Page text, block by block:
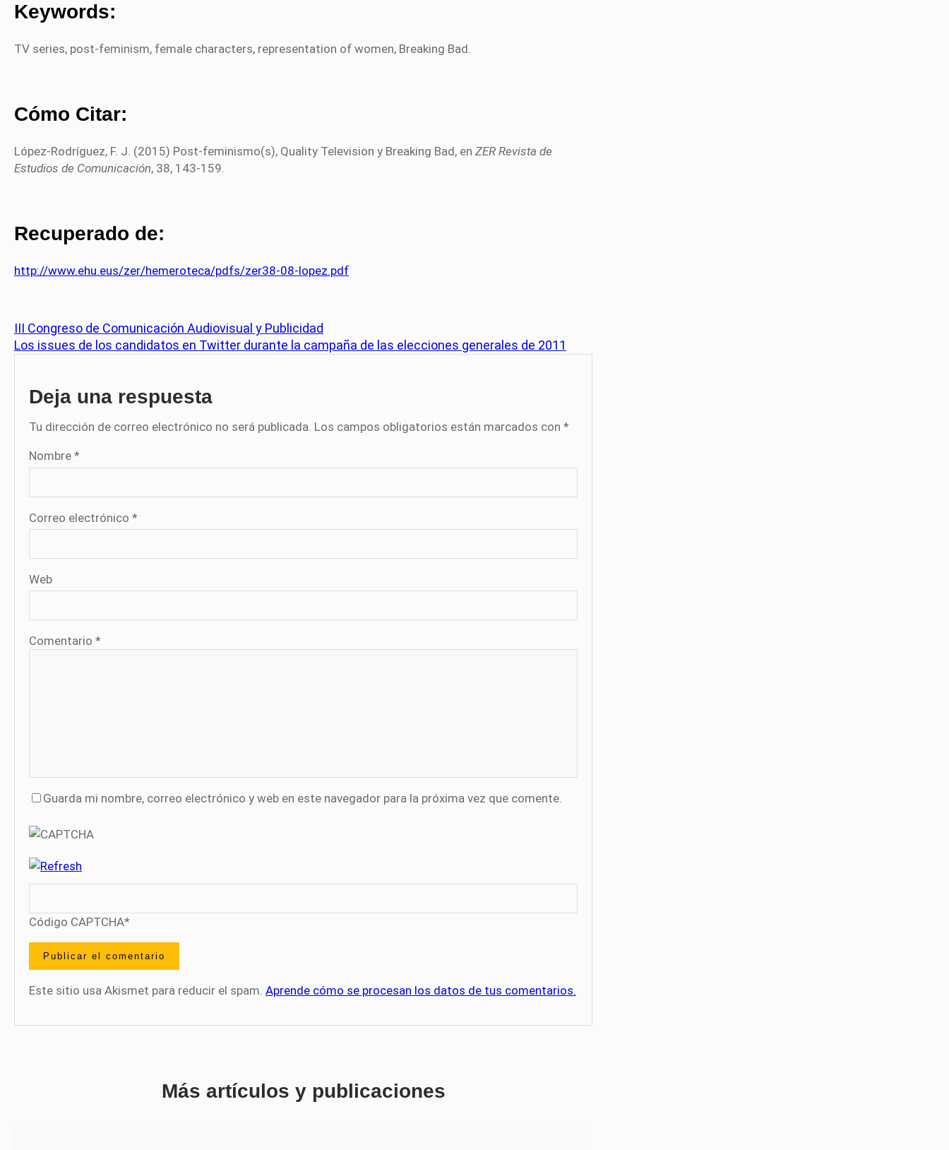
Keywords:
TV series, post-feminism, female characters, representation of women, Breaking Bad.
Cómo Citar:
López-Rodríguez, F. J. (2015) Post-feminismo(s), Quality Television y Breaking Bad, en ZER Revista de
Estudios de Comunicación, 38, 143-159.
Recuperado de:
http://www.ehu.eus/zer/hemeroteca/pdfs/zer38-08-lopez.pdf
III Congreso de Comunicación Audiovisual y Publicidad
Los issues de los candidatos en Twitter durante la campaña de las elecciones generales de 2011
Deja una respuesta
Tu dirección de correo electrónico no será publicada. Los campos obligatorios están marcados con *
Nombre *
Correo electrónico *
Web
Comentario *
Guarda mi nombre, correo electrónico y web en este navegador para la próxima vez que comente.
Código CAPTCHA*
Este sitio usa Akismet para reducir el spam. Aprende cómo se procesan los datos de tus comentarios.
Más artículos y publicaciones